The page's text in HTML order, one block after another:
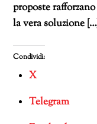
proposte
la vera soluzione
Condividi:
X
Telegram